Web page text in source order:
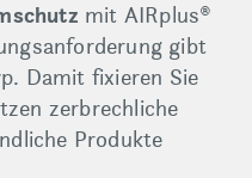
mit AIRplus®
gibt
Damit fixieren Sie
zerbrechliche
Produkte